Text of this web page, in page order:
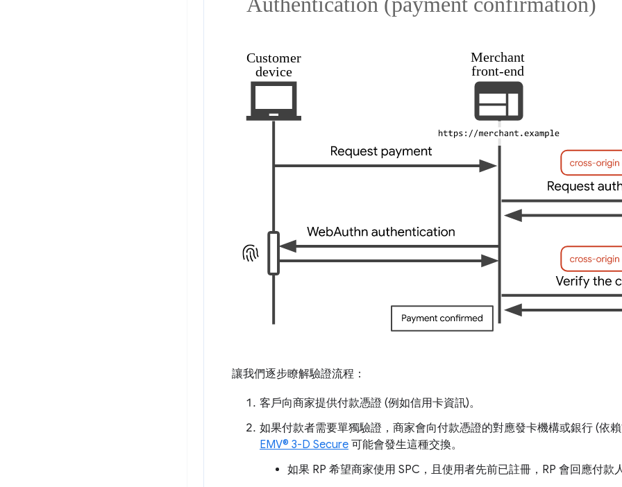
讓我們逐步瞭解驗證流程：
客戶向商家提供付款憑證 (例如信用卡資訊)。
如果付款者需要單獨驗證，商家會向付款憑證的對應發卡機構或銀行 (依賴
EMV® 3-D Secure 可能會發生這種交換。
如果 RP 希望商家使用 SPC，且使用者先前已註冊，RP 會回應付款